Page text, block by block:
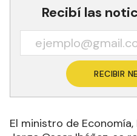
Recibí las
RECIBIR
El ministro de Economía,